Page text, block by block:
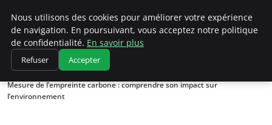
Climatedebtagents
Accueil
Écologie et Biodiversité
Mesure de l’empreinte carbone : comprendre son impact sur
l’environnement
Nous utilisons des cookies pour améliorer votre expérience
de navigation. En poursuivant, vous acceptez notre politique
de confidentialité. En savoir plus
Refuser Accepter